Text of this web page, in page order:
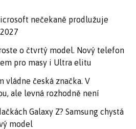
nečekaně prodlužuje
o čtvrtý model. Nový telefon
pro masy i Ultra elitu
vládne česká značka. V
ale levná rozhodně není
Galaxy Z? Samsung chystá
model